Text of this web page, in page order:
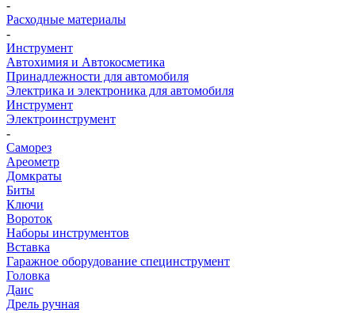
-
Расходные материалы
-
Инструмент
Автохимия и Автокосметика
Принадлежности для автомобиля
Электрика и электроника для автомобиля
Инструмент
Электроинструмент
-
Саморез
Ареометр
Домкраты
Биты
Ключи
Вороток
Наборы инструментов
Вставка
Гаражное оборудование специнструмент
Головка
Даис
Дрель ручная